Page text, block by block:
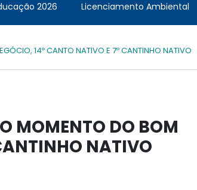
2026 Licenciamento Ambiental
14º CANTO NATIVO E 7º CANTINHO NATIVO
MOMENTO DO BOM
NATIVO